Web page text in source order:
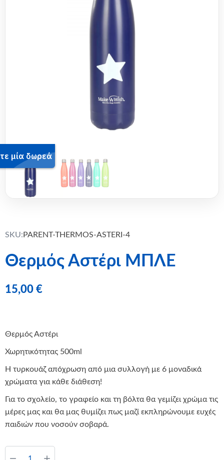
SKU: PARENT-THERMOS-ASTERI-4
Θερμός Αστέρι ΜΠΛΕ
15,00 €
Θερμός Αστέρι
Χωρητικότητας 500ml
Η τυρκουάζ απόχρωση από μια συλλογή με 6 μοναδικά
χρώματα για κάθε διάθεση!
Για το σχολείο, το γραφείο και τη βόλτα θα γεμίζει χρώμα τις
μέρες μας και θα μας θυμίζει πως μαζί εκπληρώνουμε ευχές
παιδιών που νοσούν σοβαρά.